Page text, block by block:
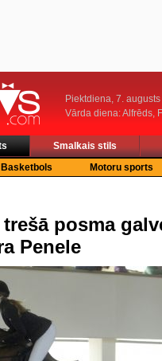
Piektdiena, 7. augusts
Vārda diena: Alfrēds,
Smalkais stils
Basketbols Motoru sports
posma
Penele